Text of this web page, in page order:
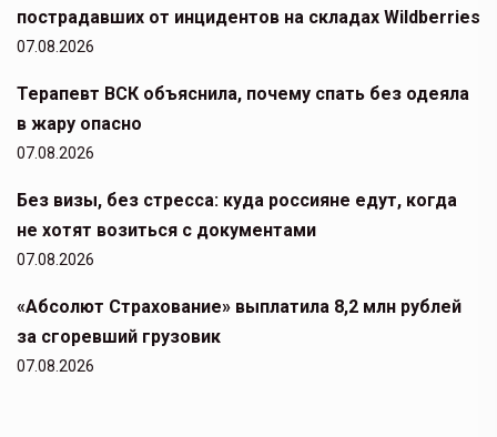
пострадавших от инцидентов на складах Wildberries
07.08.2026
Терапевт ВСК объяснила, почему спать без одеяла
в жару опасно
07.08.2026
Без визы, без стресса: куда россияне едут, когда
не хотят возиться с документами
07.08.2026
«Абсолют Страхование» выплатила 8,2 млн рублей
за сгоревший грузовик
07.08.2026